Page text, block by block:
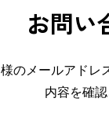
お問い
のメールアドレ
内容を確